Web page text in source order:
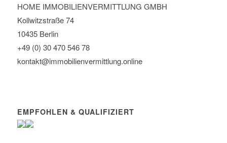
HOME IMMOBILIEN­VERMITTLUNG GMBH
Kollwitzstraße 74
10435 Berlin
+49 (0) 30 470 546 78
kontakt@immobilien­vermittlung.online
EMPFOHLEN & QUALIFIZIERT